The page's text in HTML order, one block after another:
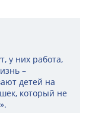
у них работа,
–
детей на
который не